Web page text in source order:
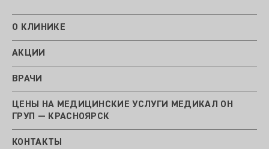
О КЛИНИКЕ
АКЦИИ
ВРАЧИ
ЦЕНЫ НА МЕДИЦИНСКИЕ УСЛУГИ МЕДИКАЛ ОН
ГРУП — КРАСНОЯРСК
КОНТАКТЫ